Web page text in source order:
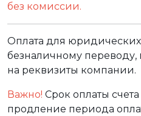
без комиссии.
Оплата для
безналичному переводу,
на реквизиты компании.
Важно! Срок оплаты
продление периода